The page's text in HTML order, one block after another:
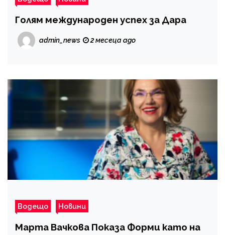
Голям международен успех за Дара
admin_news 2 месеца ago
Водещо Новини
Марта Вачкова Показа Форми като на